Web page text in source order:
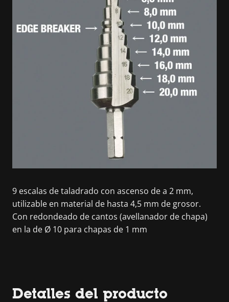
9 escalas de taladrado con ascenso de a 2 mm,
utilizable en material de hasta 4,5 mm de grosor.
Con redondeado de cantos (avellanador de chapa)
en la de Ø 10 para chapas de 1 mm
Detalles del producto